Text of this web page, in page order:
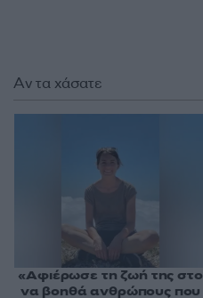
Αν τα χάσατε
«Αφιέρωσε τη ζωή της στο
να βοηθά ανθρώπους που